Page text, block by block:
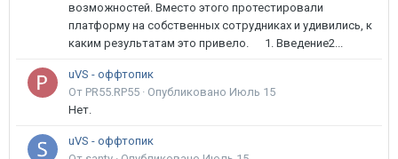
возможностей. Вместо этого протестировали
платформу на собственных сотрудниках и удивились, к
каким результатам это привело. 1. Введение2...
uVS - оффтопик
От PR55.RP55 · Опубликовано Июль 15
Нет.
uVS - оффтопик